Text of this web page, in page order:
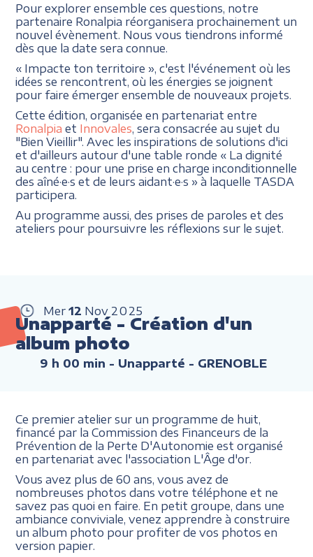
Pour explorer ensemble ces questions, notre
partenaire Ronalpia réorganisera prochainement un
nouvel évènement. Nous vous tiendrons informé
dès que la date sera connue.
« Impacte ton territoire », c'est l'événement où les
idées se rencontrent, où les énergies se joignent
pour faire émerger ensemble de nouveaux projets.
Cette édition, organisée en partenariat entre
Ronalpia et Innovales, sera consacrée au sujet du
"Bien Vieillir". Avec les inspirations de solutions d'ici
et d'ailleurs autour d'une table ronde « La dignité
au centre : pour une prise en charge inconditionnelle
des aîné·e·s et de leurs aidant·e·s » à laquelle TASDA
participera.
Au programme aussi, des prises de paroles et des
ateliers pour poursuivre les réflexions sur le sujet.
Mer 12 Nov 2025
Unapparté - Création d'un
album photo
9 h 00 min - Unapparté - GRENOBLE
Ce premier atelier sur un programme de huit,
financé par la Commission des Financeurs de la
Prévention de la Perte D'Autonomie est organisé
en partenariat avec l'association L'Âge d'or.
Vous avez plus de 60 ans, vous avez de
nombreuses photos dans votre téléphone et ne
savez pas quoi en faire. En petit groupe, dans une
ambiance conviviale, venez apprendre à construire
un album photo pour profiter de vos photos en
version papier.